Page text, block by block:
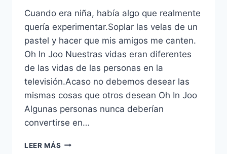
Cuando era niña, había algo que realmente
quería experimentar.Soplar las velas de un
pastel y hacer que mis amigos me canten.
Oh In Joo Nuestras vidas eran diferentes
de las vidas de las personas en la
televisión.Acaso no debemos desear las
mismas cosas que otros desean Oh In Joo
Algunas personas nunca deberían
convertirse en…
LEER MÁS 40